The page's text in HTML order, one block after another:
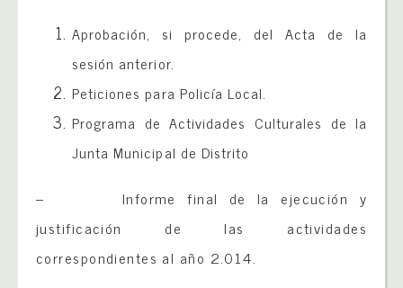
Aprobación, si procede, del Acta de la
sesión anterior.
Peticiones para Policía Local.
Programa de Actividades Culturales de la
Junta Municipal de Distrito
– Informe final de la ejecución y
justificación de las actividades
correspondientes al año 2.014.